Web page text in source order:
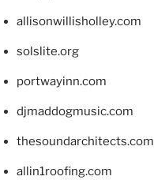
allisonwillisholley.com
solslite.org
portwayinn.com
djmaddogmusic.com
thesoundarchitects.com
allin1roofing.com